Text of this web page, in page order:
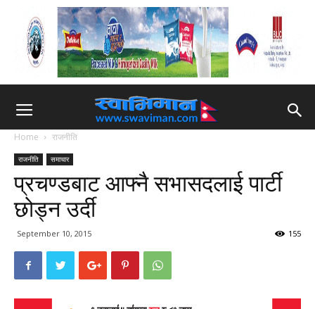
Home राजनीति
राजनीति समाचार
प्रचण्डबाट आफ्नै सभासदलाई पार्टी
छोड्न उर्दी
September 10, 2015 155